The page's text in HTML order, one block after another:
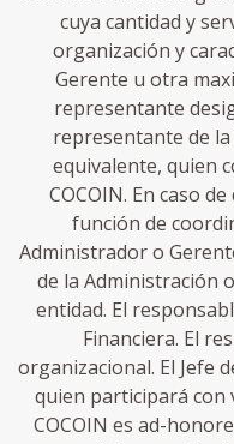
cuya cantidad y
organización y
Gerente u otra
representante
representante de
equivalente, quien
COCOIN. En caso
función de
Administrador o
de la Administración
entidad. El
Financiera. El
organizacional. El Jefe
quien participará con
COCOIN es ad-